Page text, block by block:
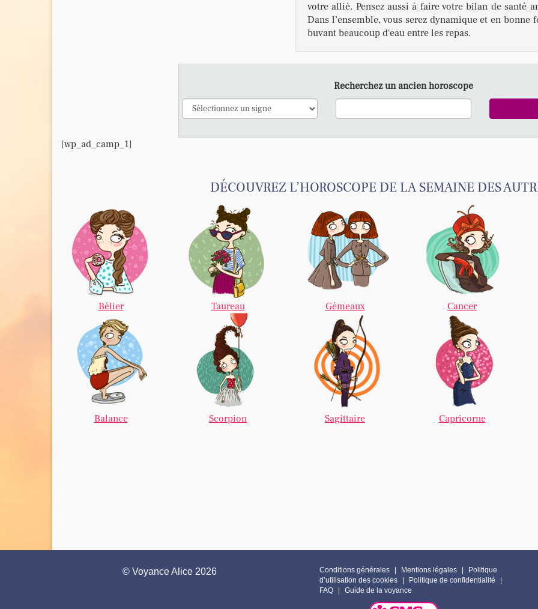
votre allié. Pensez aussi à faire votre bilan de santé
Dans l’ensemble, vous serez dynamique et en
buvant beaucoup d'eau entre les repas.
Recherchez un ancien horoscope
[wp_ad_camp_1]
DÉCOUVREZ L’HOROSCOPE DE LA SEMAINE DES
Bélier Taureau Gémeaux Cancer
Balance Scorpion Sagittaire Capricorne
© Voyance Alice 2026 Conditions générales Mentions légales
Politique
d’utilisation des cookies
Politique de confidentialité
FAQ
Guide de la voyance